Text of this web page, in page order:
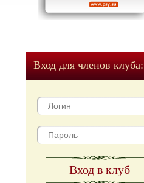
Вход для членов клуба:
Вход в клуб